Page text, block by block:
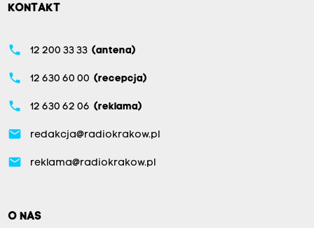
KONTAKT
phone 12 200 33 33 (antena)
phone 12 630 60 00 (recepcja)
phone 12 630 62 06 (reklama)
email redakcja@radiokrakow.pl
email reklama@radiokrakow.pl
O NAS